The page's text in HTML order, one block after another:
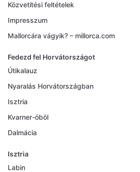
Közvetítési feltételek
Impresszum
Mallorcára vágyik? – millorca.com
Fedezd fel Horvátországot
Útikalauz
Nyaralás Horvátországban
Isztria
Kvarner-öböl
Dalmácia
Isztria
Labin